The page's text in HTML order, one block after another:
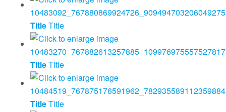
TitleTitle
TitleTitle
TitleTitle